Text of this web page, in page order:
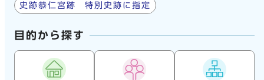
史跡恭仁宮跡 特別史跡に指定
目的から探す